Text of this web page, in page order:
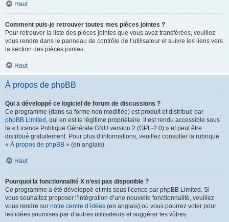
Haut
Comment puis-je retrouver toutes mes pièces jointes ?
Pour retrouver la liste des pièces jointes que vous avez transférées, veuillez
vous rendre dans le panneau de contrôle de l’utilisateur et suivre les liens vers
la section des pièces jointes.
Haut
À propos de phpBB
Qui a développé ce logiciel de forum de discussions ?
Ce programme (dans sa forme non modifiée) est produit et distribué par
phpBB Limited , qui en est le légitime propriétaire. Il est rendu accessible sous
la « Licence Publique Générale GNU version 2 (GPL-2.0) » et peut être
distribué gratuitement. Pour plus d’informations, veuillez consulter la rubrique
« À propos de phpBB » (en anglais).
Haut
Pourquoi la fonctionnalité X n’est pas disponible ?
Ce programme a été développé et mis sous licence par phpBB Limited. Si
vous souhaitez proposer l’intégration d’une nouvelle fonctionnalité, veuillez
vous rendre sur notre centre d’idées (en anglais) où vous pourrez voter pour
les idées soumises par d’autres utilisateurs et suggérer les vôtres.